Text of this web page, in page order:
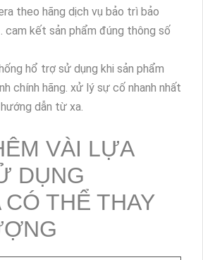
theo hãng dịch vụ bảo trì bảo
cam kết sản phẩm đúng thông số
hổ trợ sử dụng khi sản phẩm
chính hãng. xử lý sự cố nhanh nhất
dẫn từ xa.
VÀI LỰA
DỤNG
THỂ THAY